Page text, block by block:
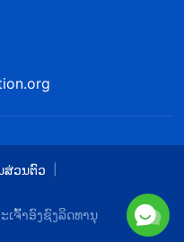
ນຢ່າງລັບໆ ແລະ ການມີ
ບກຸມກັນແລະກັນ, ການ
ະເຈົ້າໄດ້ເວົ້າອອກ
ນາຄົດ, ຕໍາແໜ່ງ, ຄວາມ
າ; ເພື່ອອາຫານ, ເພື່ອ
ສ່ວນຕົວ
ຈົ້າອົງຊົງລິດທານຸ